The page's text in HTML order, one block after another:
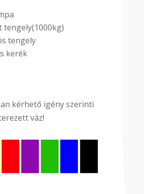
tengely(1000kg)
tengely
kerék
kérhető igény szerinti
váz!